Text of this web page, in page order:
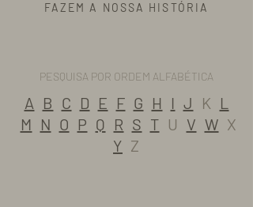
FAZEM A NOSSA HISTÓRIA
PESQUISA POR ORDEM ALFABÉTICA
A B C D E F G H I J K L
M N O P Q R S T U V W X
Y Z